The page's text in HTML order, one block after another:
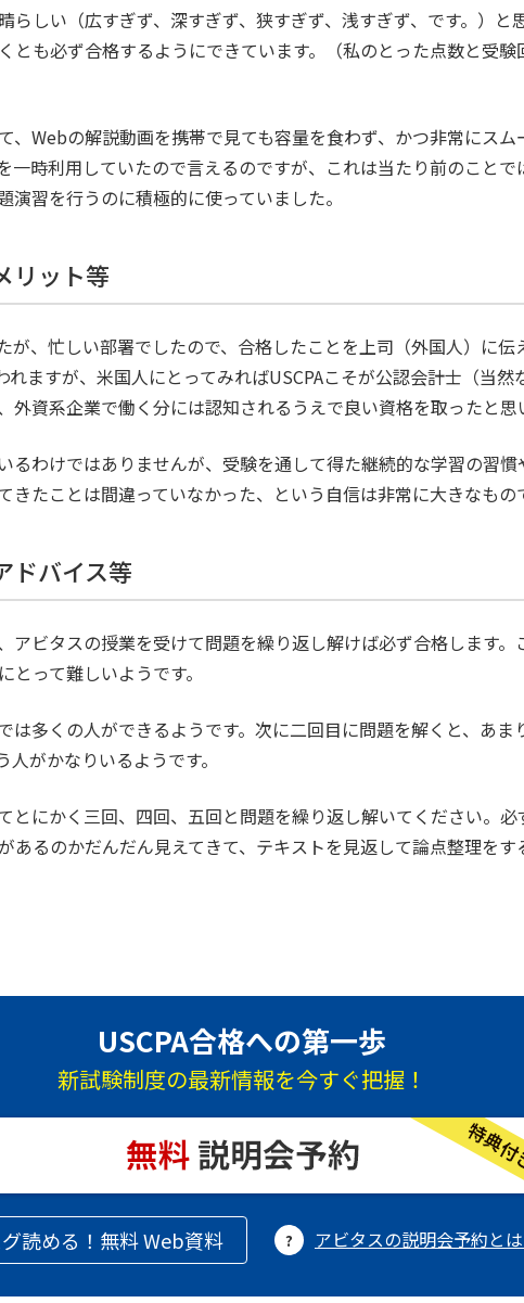
らしい（広すぎず、深すぎず、狭すぎず、浅すぎず、です。）と
とも必ず合格するようにできています。（私のとった点数と受
、Webの解説動画を携帯で見ても容量を食わず、かつ非常にス
一時利用していたので言えるのですが、これは当たり前のこと
習を行うのに積極的に使っていました。
リット等
が、忙しい部署でしたので、合格したことを上司（外国人）に伝
れますが、米国人にとってみればUSCPAこそが公認会計士（当
資系企業で働く分には認知されるうえで良い資格を取ったと思
るわけではありませんが、受験を通して得た継続的な学習の習
たことは間違っていなかった、という自信は非常に大きなもの
ドバイス等
ビタスの授業を受けて問題を繰り返し解けば必ず合格します。
って難しいようです。
多くの人ができるようです。次に二回目に問題を解くと、あま
がかなりいるようです。
とにかく三回、四回、五回と問題を繰り返し解いてください。
あるのかだんだん見えてきて、テキストを見返して論点整理をす
USCPA合格への第一歩
新試験制度の最新情報を今すぐ把握！
グ読める！無料 Web資料 アビタスの説明会予約とは